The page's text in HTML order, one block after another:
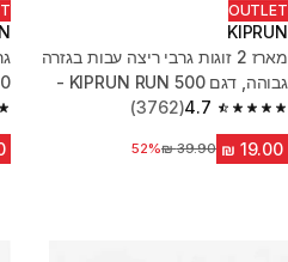
OUTLET
KIPRUN
מארז 2 זוגות גרבי ריצה עבות בגזרה
גבוהה, דגם KIPRUN RUN 500 -
ירוק
4.7
4.7 out of 5 stars from 3762 reviews
(3762)
מחיר לפני הנחה‏39.90 ₪
52%